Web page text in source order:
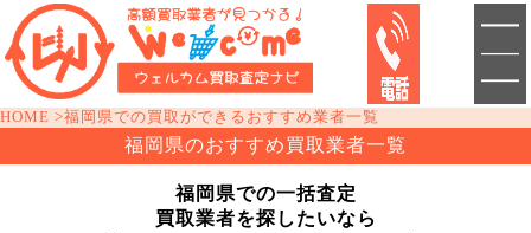
HOME 福岡県での買取ができるおすすめ業者一覧
福岡県のおすすめ買取業者一覧
福岡県での一括査定
買取業者を探したいなら